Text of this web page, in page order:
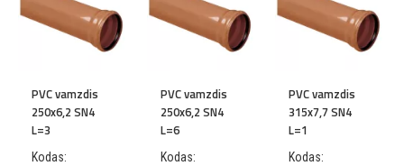
PVC vamzdis
250x6,2 SN4
L=3
Kodas:
PVC vamzdis
250x6,2 SN4
L=6
Kodas:
PVC vamzdis
315x7,7 SN4
L=1
Kodas: